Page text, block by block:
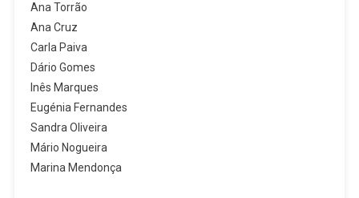
Ana Torrão
Ana Cruz
Carla Paiva
Dário Gomes
Inês Marques
Eugénia Fernandes
Sandra Oliveira
Mário Nogueira
Marina Mendonça